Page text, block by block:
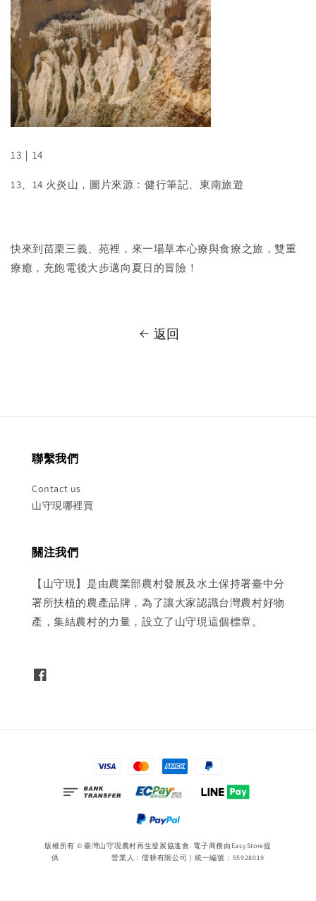
13｜14
13、14 火炎山，圖片來源：健行筆記、東南旅遊
快來到苗栗三義、苑裡，來一場草本心療與食療之旅，雙重
療癒，充飽電後大步邁向夏日的冒險！
返回
聯繫我們
Contact us
山守現哪裡買
關注我們
【山守現】是由農業部農村發展及水土保持署臺中分
署所扶植的農產品牌，為了讓大家認識台灣農村好物
產，集結農村的力量，設立了山守現這個標章。
版權所有 © 臺灣山守現農村再生發展協進會. 電子商務由 EasyStore提
供 營業人：儒耕有限公司｜統一編號：55928019